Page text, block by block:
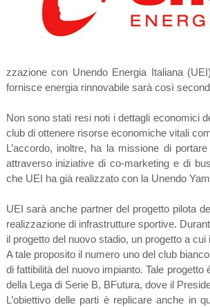
zzazione con Unendo Energia Italiana
fornisce energia rinnovabile sarà così
Non sono stati resi noti i dettagli economici
club di ottenere risorse economiche vitali
L’accordo, inoltre, ha la missione di
attraverso iniziative di co-marketing e di
che UEI ha già realizzato con la Unendo
UEI sarà anche partner del progetto pilota
realizzazione di infrastrutture sportive.
il progetto del nuovo stadio, un progetto a
A tale proposito il numero uno del club
di fattibilità del nuovo impianto. Tale
della Lega di Serie B, BFutura, dove il
L’obiettivo delle parti è replicare anche in